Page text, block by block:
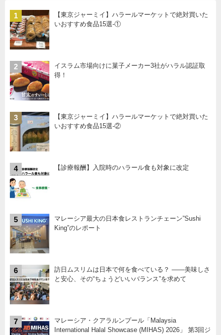
1
【東京ジャーミイ】ハラールマーケットで絶対買いた
いおすすめ食品15選-①
2
イスラム市場向けに菓子メーカー3社がハラル認証取
得！
3
【東京ジャーミイ】ハラールマーケットで絶対買いた
いおすすめ食品15選-②
4 【診療報酬】入院時のハラール食も対象に改定
5
マレーシア最大の日本食レストランチェーン”Sushi
King”のレポート
6
訪日ムスリムは日本で何を食べている？ ――美味しさ
と安心、その“ちょうどいいバランス”を求めて
7
マレーシア・クアラルンプール「Malaysia
International Halal Showcase (MIHAS) 2026」 第3回ジ